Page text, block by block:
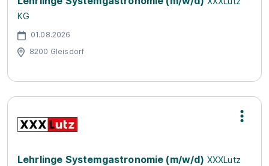
KG
01.08.2026
8200 Gleisdorf
Lehrlinge Systemgastronomie (m/w/d) XXXLutz